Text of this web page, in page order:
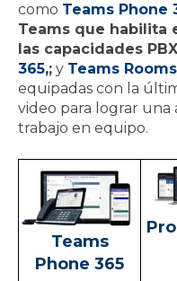
como Teams Phone
Teams que habilita
las capacidades
365,; y Teams Rooms
equipadas con la
video para lograr
trabajo en equipo.
Teams
Phone 365